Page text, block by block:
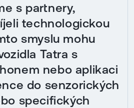
s partnery,
technologickou
smyslu mohu
Tatra s
nebo aplikaci
do senzorických
specifických